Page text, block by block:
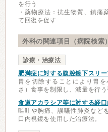
を行う
・薬物療法：抗生物質、鎮痛
て回復を促す
外科の関連項目（病院検索）
診療・治療法
肥満症に対する腹腔鏡下スリ
胃を切除することにより胃
さ）食事を制限し、減量を行う
食道アカラシア等に対する経
嘔吐や胸痛、誤嚥性肺炎など
口内視鏡を使用した治療法。